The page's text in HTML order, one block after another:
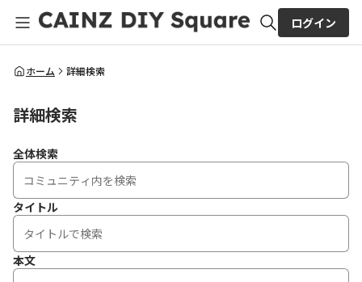
全体検索
ログイン
ホーム 詳細検索
詳細検索
全体検索
タイトル
本文